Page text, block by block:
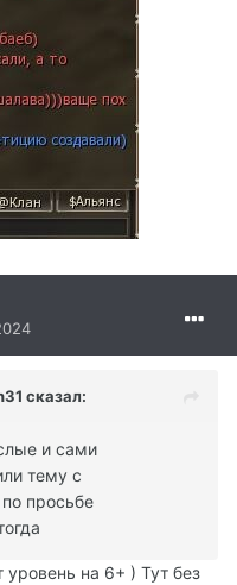
сказал:
и сами
тему с
просьбе
на 6+ ) Тут без